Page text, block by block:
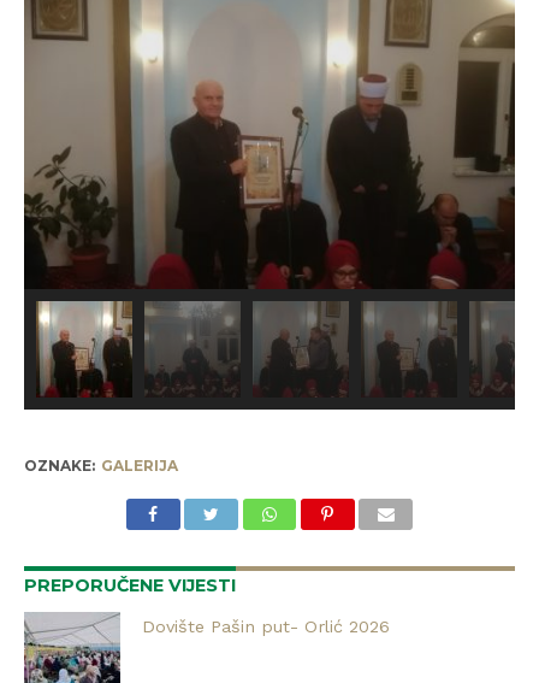
OZNAKE: GALERIJA
PREPORUČENE VIJESTI
Dovište Pašin put- Orlić 2026